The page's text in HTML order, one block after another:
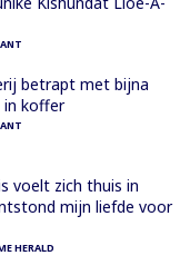
betrapt met bijna
in koffer
voelt zich thuis in
mijn liefde voor
HERALD